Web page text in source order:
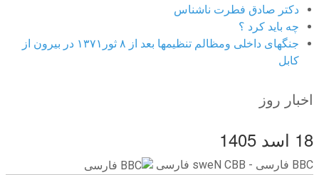
دکتر صادق فطرت ناشناس
چه باید کرد ؟
جنگهای داخلی ومظالم تنظیمها بعد از ۸ ثور۱۳۷۱ در بیرون از
کابل
اخبار روز
18 اسد 1405
BBC ‮فارسی - BBC News فارسی